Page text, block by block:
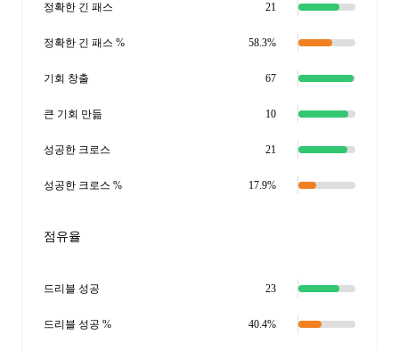
정확한 긴 패스 21
정확한 긴 패스 % 58.3%
기회 창출 67
큰 기회 만듦 10
성공한 크로스 21
성공한 크로스 % 17.9%
점유율
드리블 성공 23
드리블 성공 % 40.4%